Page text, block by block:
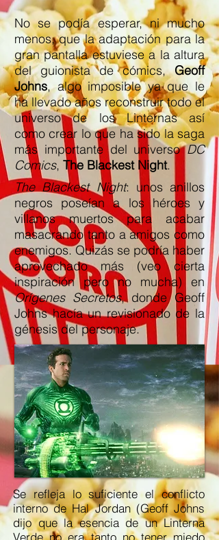
No se podía esperar, ni mucho
menos, que la adaptación para la
gran pantalla estuviese a la altura
del guionista de cómics,Geoff
Johns, algo imposible ya que le
ha llevado años reconstruir todo el
universo de los Linternas así
como crear lo que ha sido la saga
más importante del universoDC
Comics, The Blackest Night.
The Blackest Night: unos anillos
negros poseían a los héroes y
villanos muertos para acabar
masacrando tanto a amigos como
enemigos. Quizás se podría haber
aprovechado más (veo cierta
inspiración pero no mucha) en
Orígenes Secretos, donde Geoff
Johns hacía un revisionado de la
génesis del personaje.
Se refleja lo suficiente el conflicto
interno de Hal Jordan (Geoff Johns
dijo que la esencia de un Linterna
Verde no era tanto no tener miedo